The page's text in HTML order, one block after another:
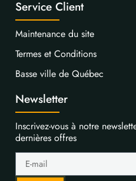
Service Client
Maintenance du site
Termes et Conditions
Basse ville de Québec
Newsletter
Inscrivez-vous à notre
dernières offres